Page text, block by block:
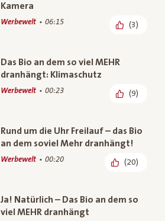
Kamera
Werbewelt 06:15 (3)
Das Bio an dem so viel MEHR
dranhängt: Klimaschutz
Werbewelt 00:23 (9)
Rund um die Uhr Freilauf – das Bio
an dem soviel Mehr dranhängt!
Werbewelt 00:20 (20)
Ja! Natürlich – Das Bio an dem so
viel MEHR dranhängt